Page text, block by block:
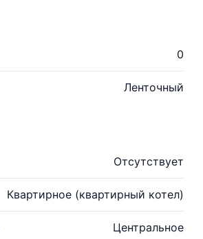
0
Ленточный
Отсутствует
Квартирное (квартирный котел)
Центральное